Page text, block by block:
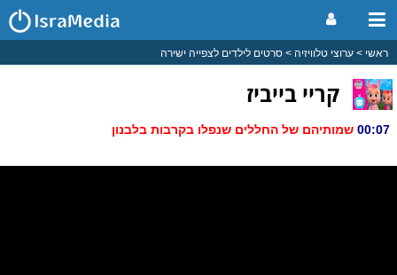
ראשי ערוצי טלוויזיה סרטים לילדים לצפייה ישירה
קריי בייביז